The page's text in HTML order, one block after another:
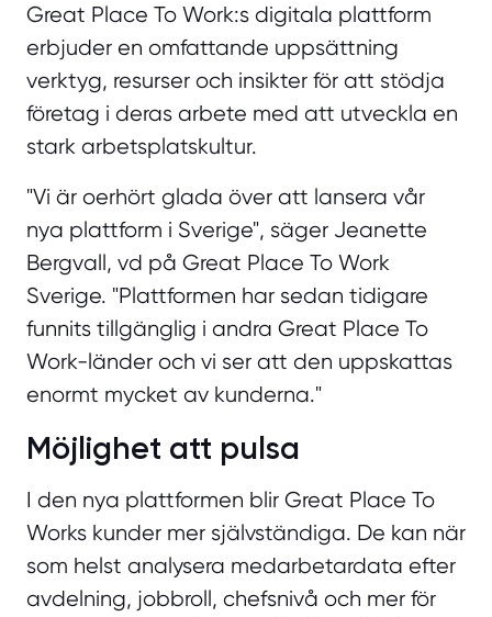
Great Place To Work:s digitala plattform
erbjuder en omfattande uppsättning
verktyg, resurser och insikter för att stödja
företag i deras arbete med att utveckla en
stark arbetsplatskultur.
"Vi är oerhört glada över att lansera vår
nya plattform i Sverige", säger Jeanette
Bergvall, vd på Great Place To Work
Sverige. "Plattformen har sedan tidigare
funnits tillgänglig i andra Great Place To
Work-länder och vi ser att den uppskattas
enormt mycket av kunderna."
Möjlighet att pulsa
I den nya plattformen blir Great Place To
Works kunder mer självständiga. De kan när
som helst analysera medarbetardata efter
avdelning, jobbroll, chefsnivå och mer för